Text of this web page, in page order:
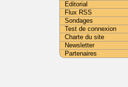
Editorial
Flux RSS
Sondages
Test de connexion
Charte du site
Newsletter
Partenaires